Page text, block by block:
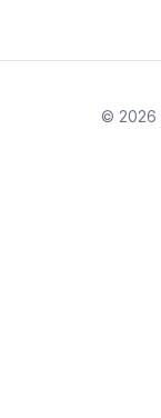
© 2026